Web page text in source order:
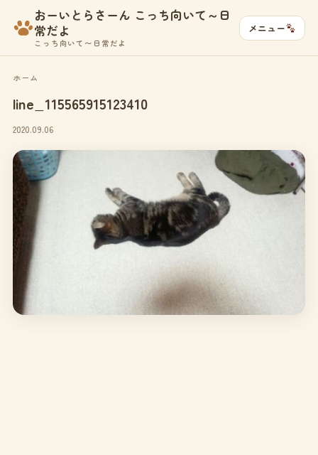
おーいとらさーん こっち向いて～日
常だよ
こっち向いて〜日常だよ
メニュー
ホーム
line_115565915123410
2020.09.06